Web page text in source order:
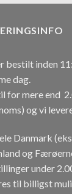
bestilt inden
dag.
for mere end
og vi
Danmark
og
under
til billigst